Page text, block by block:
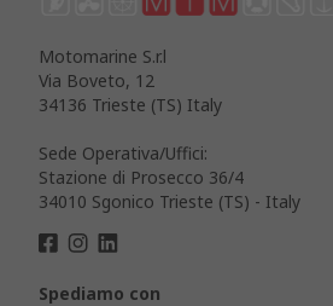
Motomarine S.r.l
Via Boveto, 12
34136 Trieste (TS) Italy
Sede Operativa/Uffici:
Stazione di Prosecco 36/4
34010 Sgonico Trieste (TS) - Italy
Spediamo con